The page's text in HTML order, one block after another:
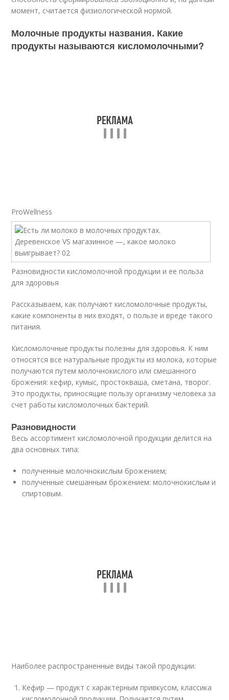
момент, считается физиологической нормой.
Молочные продукты названия. Какие
продукты называются кисломолочными?
ProWellness
Разновидности кисломолочной продукции и ее польза
для здоровья
Рассказываем, как получают кисломолочные продукты,
какие компоненты в них входят, о пользе и вреде такого
питания.
Кисломолочные продукты полезны для здоровья. К ним
относятся все натуральные продукты из молока, которые
получаются путем молочнокислого или смешанного
брожения: кефир, кумыс, простокваша, сметана, творог.
Это продукты, приносящие пользу организму человека за
счет работы кисломолочных бактерий.
Разновидности
Весь ассортимент кисломолочной продукции делится на
два основных типа:
полученные молочнокислым брожением;
полученные смешанным брожением: молочнокислым и
спиртовым.
Наиболее распространенные виды такой продукции:
Кефир — продукт с характерным привкусом, классика